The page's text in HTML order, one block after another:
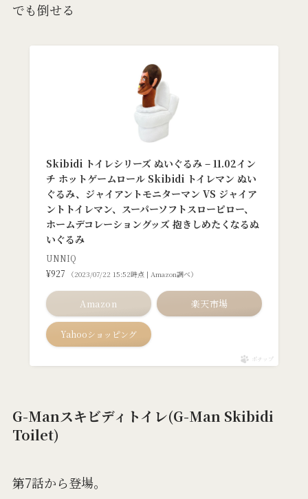
でも倒せる
Skibidi トイレシリーズ ぬいぐるみ – 11.02イン
チ ホットゲームロール Skibidi トイレマン ぬい
ぐるみ、ジャイアントモニターマン VS ジャイア
ントトイレマン、スーパーソフトスローピロー、
ホームデコレーショングッズ 抱きしめたくなるぬ
いぐるみ
UNNIQ
¥927
（2023/07/22 15:52時点 | Amazon調べ）
Amazon 楽天市場
Yahooショッピング
ポチップ
G-Manスキビディトイレ(G-Man Skibidi
Toilet)
第7話から登場。